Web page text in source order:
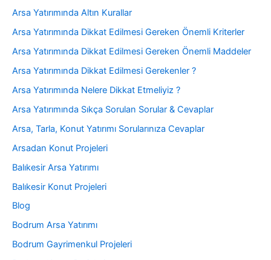
Arsa Yatırımında Altın Kurallar
Arsa Yatırımında Dikkat Edilmesi Gereken Önemli Kriterler
Arsa Yatırımında Dikkat Edilmesi Gereken Önemli Maddeler
Arsa Yatırımında Dikkat Edilmesi Gerekenler ?
Arsa Yatırımında Nelere Dikkat Etmeliyiz ?
Arsa Yatırımında Sıkça Sorulan Sorular & Cevaplar
Arsa, Tarla, Konut Yatırımı Sorularınıza Cevaplar
Arsadan Konut Projeleri
Balıkesir Arsa Yatırımı
Balıkesir Konut Projeleri
Blog
Bodrum Arsa Yatırımı
Bodrum Gayrimenkul Projeleri